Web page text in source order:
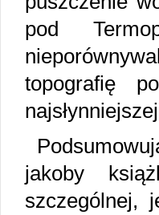
pod
topografię
jakoby
szczególnej,